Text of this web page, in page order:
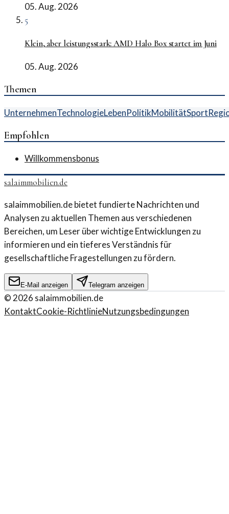
05. Aug. 2026
5
Klein, aber leistungsstark: AMD Halo Box startet im Juni
05. Aug. 2026
Themen
UnternehmenTechnologieLebenPolitikMobilitätSport
Empfohlen
Willkommensbonus
salaimmobilien.de
salaimmobilien.de bietet fundierte Nachrichten und
Analysen zu aktuellen Themen aus verschiedenen
Bereichen, um Leser über wichtige Entwicklungen zu
informieren und ein tieferes Verständnis für
gesellschaftliche Fragestellungen zu fördern.
E-Mail anzeigen Telegram anzeigen
©2026 salaimmobilien.de
KontaktCookie-RichtlinieNutzungsbedingungen